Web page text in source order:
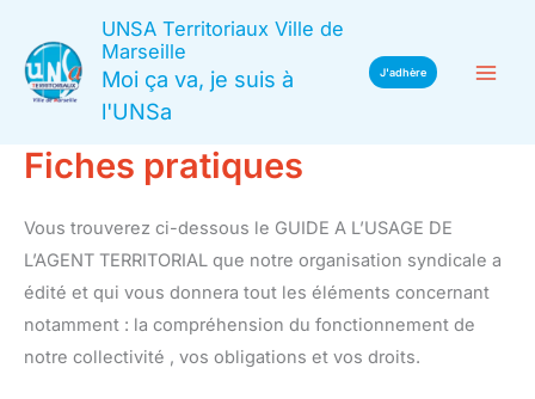
contenu
UNSA Territoriaux Ville de
Marseille
Moi ça va, je suis à
l'UNSa
J'adhère
Fiches pratiques
Vous trouverez ci-dessous le GUIDE A L’USAGE DE
L’AGENT TERRITORIAL que notre organisation syndicale a
édité et qui vous donnera tout les éléments concernant
notamment : la compréhension du fonctionnement de
notre collectivité , vos obligations et vos droits.